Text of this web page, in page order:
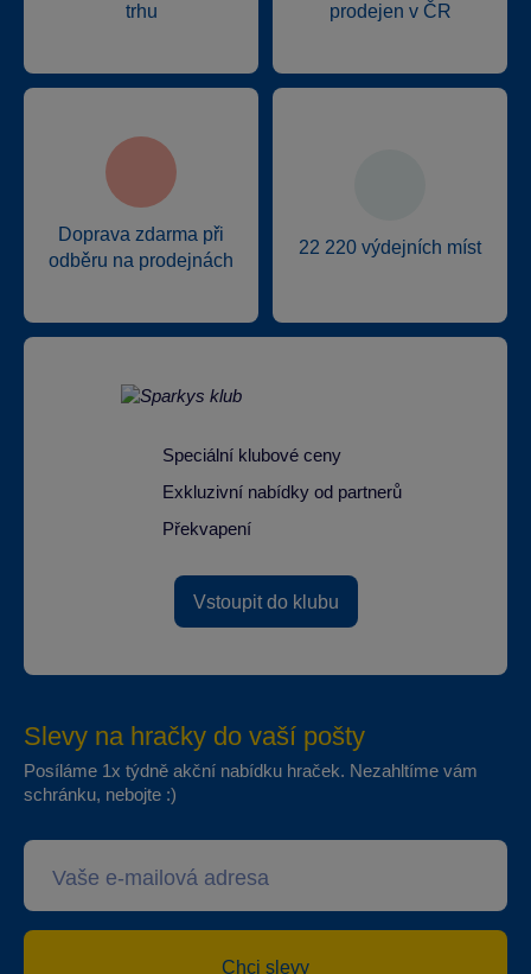
trhu
prodejen v ČR
Doprava zdarma při
odběru na prodejnách
22 220 výdejních míst
Speciální klubové ceny
Exkluzivní nabídky od partnerů
Překvapení
Vstoupit do klubu
Slevy na hračky do vaší pošty
Posíláme 1x týdně akční nabídku hraček. Nezahltíme vám
schránku, nebojte :)
Chci slevy